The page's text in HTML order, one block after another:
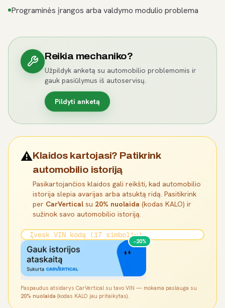
Programinės įrangos arba valdymo modulio problema
Reikia mechaniko?
Užpildyk anketą su automobilio problemomis ir
gauk pasiūlymus iš autoservisų.
Pildyti anketą
⚠️Klaidos kartojasi? Patikrink
automobilio istoriją
Pasikartojančios klaidos gali reikšti, kad automobilio
istorija slepia avarijas arba atsuktą ridą. Pasitikrink
per CarVertical su 20% nuolaida (kodas KALO) ir
sužinok savo automobilio istoriją.
−20%
Paspaudus atsidarys CarVertical su tavo VIN — mokama paslauga su
20% nuolaida (kodas KALO jau pritaikytas).